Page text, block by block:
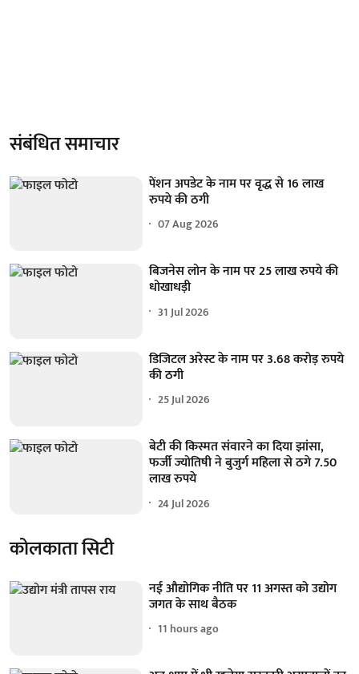
संबंधित समाचार
पेंशन अपडेट के नाम पर वृद्ध से 16 लाख
रुपये की ठगी
07 Aug 2026
बिजनेस लोन के नाम पर 25 लाख रुपये की
धोखाधड़ी
31 Jul 2026
डिजिटल अरेस्ट के नाम पर 3.68 करोड़ रुपये
की ठगी
25 Jul 2026
बेटी की किस्मत संवारने का दिया झांसा,
फर्जी ज्योतिषी ने बुजुर्ग महिला से ठगे 7.50
लाख रुपये
24 Jul 2026
कोलकाता सिटी
नई औद्योगिक नीति पर 11 अगस्त को उद्योग
जगत के साथ बैठक
11 hours ago